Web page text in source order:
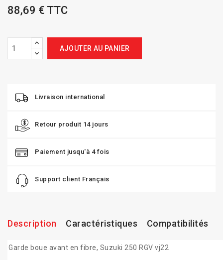
88,69 € TTC
AJOUTER AU PANIER
Livraison international
Retour produit 14 jours
Paiement jusqu'à 4 fois
Support client Français
Description Caractéristiques Compatibilités
Garde boue avant en fibre, Suzuki 250 RGV vj22